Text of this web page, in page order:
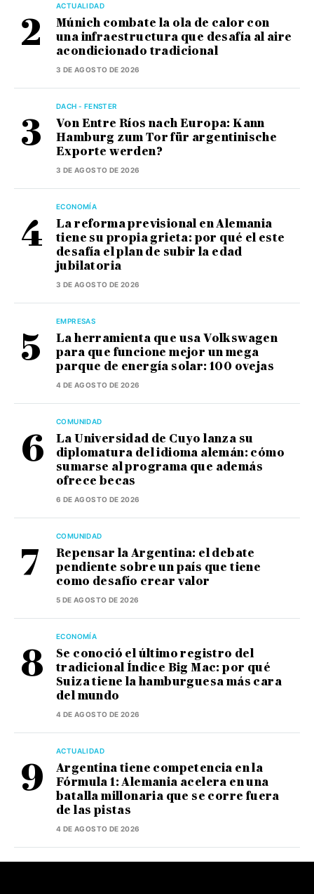
ACTUALIDAD
Múnich combate la ola de calor con
una infraestructura que desafía al aire
acondicionado tradicional
3 DE AGOSTO DE 2026
DACH - FENSTER
Von Entre Ríos nach Europa: Kann
Hamburg zum Tor für argentinische
Exporte werden?
3 DE AGOSTO DE 2026
ECONOMÍA
La reforma previsional en Alemania
tiene su propia grieta: por qué el este
desafía el plan de subir la edad
jubilatoria
3 DE AGOSTO DE 2026
EMPRESAS
La herramienta que usa Volkswagen
para que funcione mejor un mega
parque de energía solar: 100 ovejas
4 DE AGOSTO DE 2026
COMUNIDAD
La Universidad de Cuyo lanza su
diplomatura del idioma alemán: cómo
sumarse al programa que además
ofrece becas
6 DE AGOSTO DE 2026
COMUNIDAD
Repensar la Argentina: el debate
pendiente sobre un país que tiene
como desafío crear valor
5 DE AGOSTO DE 2026
ECONOMÍA
Se conoció el último registro del
tradicional Índice Big Mac: por qué
Suiza tiene la hamburguesa más cara
del mundo
4 DE AGOSTO DE 2026
ACTUALIDAD
Argentina tiene competencia en la
Fórmula 1: Alemania acelera en una
batalla millonaria que se corre fuera
de las pistas
4 DE AGOSTO DE 2026